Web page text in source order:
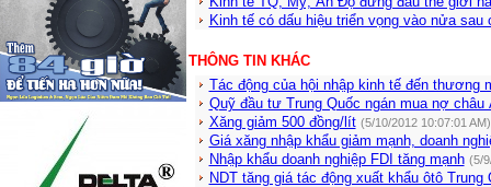
Kinh tế có dấu hiệu triển vọng vào nửa sau
THÔNG TIN KHÁC
Tác động của hội nhập kinh tế đến thương
Quỹ đầu tư Trung Quốc ngán mua nợ châu
Xăng giảm 500 đồng/lít (5/10/2012 10:07:01 AM)
Giá xăng nhập khẩu giảm mạnh, doanh
Nhập khẩu doanh nghiệp FDI tăng mạnh (5/
NDT tăng giá tác động xuất khẩu ôtô Trung